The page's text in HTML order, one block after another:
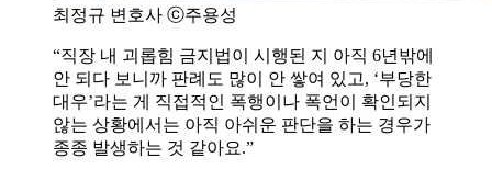
최정규 변호사 ⓒ주용성
“직장 내 괴롭힘 금지법이 시행된 지 아직 6년밖에
안 되다 보니까 판례도 많이 안 쌓여 있고, ‘부당한
대우’라는 게 직접적인 폭행이나 폭언이 확인되지
않는 상황에서는 아직 아쉬운 판단을 하는 경우가
종종 발생하는 것 같아요.”